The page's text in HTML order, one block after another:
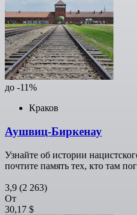
до -11%
Краков
Аушвиц-Биркенау
Узнайте об истории
почтите память тех, кто там
3,9 (2 263)
От
30,17 $